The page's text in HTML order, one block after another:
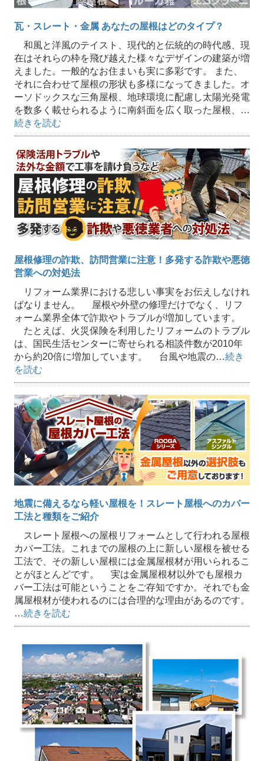
瓦・スレート・金属 あなたの屋根はどのタイプ？
和風と洋風のテイスト、現代的と伝統的の時代感、現
在はそれらの枠を飛び越えた様々なデザインの建築が増
えました。一般的なお住まいも実に多彩です。 また、
それに合わせて屋根の形状も多様になってきました。オ
ーソドックスな三角屋根、地球環境に配慮し太陽光発電
を数多く載せられるように南斜面を広く取った屋根、…
続きを読む
屋根修理の詐欺、訪問営業に注意！多発する詐欺や悪徳
営業への対処法
リフォーム業界における悲しい事実をお伝えしなけれ
ばなりません。 屋根や外壁の修理だけでなく、リフ
ォーム業界全体で詐欺やトラブルが増加しています。
たとえば、火災保険を利用したリフォームのトラブル
は、国民生活センターに寄せられる相談件数が2010年
から約20倍に増加しています。 台風や地震の…続き
を読む
地震に備えるなら軽い屋根を！スレート屋根へのカバー
工法と種類をご紹介
スレート屋根への屋根リフォームとして行われる屋根
カバー工法。これまでの屋根の上に新しい屋根を被せる
工法で、その新しい屋根には金属屋根材が用いられるこ
とがほとんどです。 実は金属屋根材以外でも屋根カ
バー工法は可能ということをご存知ですか。それでも金
属屋根材が使われるのには合理的な理由があるのです。
…続きを読む